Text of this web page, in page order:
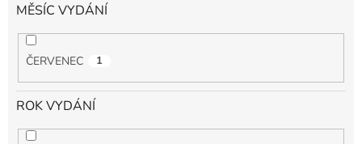
MĚSÍC VYDÁNÍ
ČERVENEC 1
ROK VYDÁNÍ